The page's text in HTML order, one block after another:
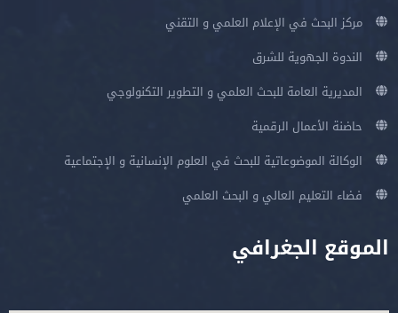
مركز البحث في الإعلام العلمي و التقني
الندوة الجهوية للشرق
المديرية العامة للبحث العلمي و التطوير التكنولوجي
حاضنة الأعمال الرقمية
الوكالة الموضوعاتية للبحث في العلوم الإنسانية و الإجتماعية
فضاء التعليم العالي و البحث العلمي
الموقع الجغرافي